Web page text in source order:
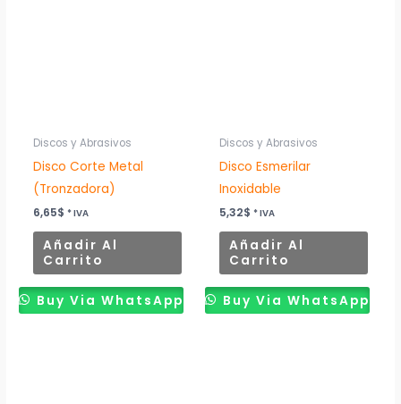
Discos y Abrasivos
Disco Corte Metal
(Tronzadora)
6,65$ * IVA
Añadir Al
Carrito
Buy Via WhatsApp
Discos y Abrasivos
Disco Esmerilar
Inoxidable
5,32$ * IVA
Añadir Al
Carrito
Buy Via WhatsApp